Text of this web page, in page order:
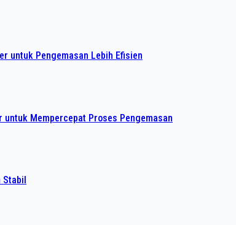
untuk Pengemasan Lebih Efisien
untuk Mempercepat Proses Pengemasan